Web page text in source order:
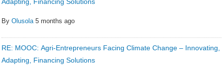
ByOlusola 5 months ago
RE: MOOC: Agri-Entrepreneurs Facing Climate Change – Innovating,
Adapting, Financing Solutions